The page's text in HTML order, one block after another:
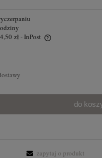
zł- InPost
do
zapytaj o produkt